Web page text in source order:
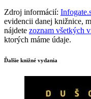
Zdroj informácií:
evidencii danej knižnice,
nájdete zoznam všetkých
ktorých máme údaje.
Ďalšie knižné vydania